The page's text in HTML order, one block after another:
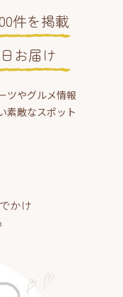
件を掲載
お届け
ツやグルメ情報
素敵なスポット
かけ